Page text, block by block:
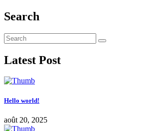
Search
Latest Post
Hello world!
août 20, 2025